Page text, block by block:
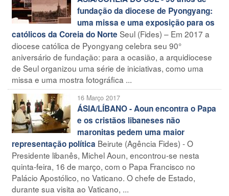
fundação da diocese de Pyongyang:
uma missa e uma exposição para os
católicos da Coreia do Norte Seul (Fides) – Em 2017 a
diocese católica de Pyongyang celebra seu 90°
aniversário de fundação: para a ocasião, a arquidiocese
de Seul organizou uma série de iniciativas, como uma
missa e uma mostra fotográfica ...
16 Março 2017
ÁSIA/LÍBANO - Aoun encontra o Papa
e os cristãos libaneses não
maronitas pedem uma maior
representação política Beirute (Agência Fides) - O
Presidente libanês, Michel Aoun, encontrou-se nesta
quinta-feira, 16 de março, com o Papa Francisco no
Palácio Apostólico, no Vaticano. O chefe de Estado,
durante sua visita ao Vaticano, ...